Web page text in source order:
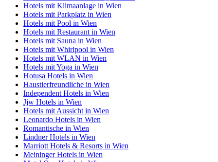
Hotels mit Klimaanlage in Wien
Hotels mit Parkplatz in Wien
Hotels mit Pool in Wien
Hotels mit Restaurant in Wien
Hotels mit Sauna in Wien
Hotels mit Whirlpool in Wien
Hotels mit WLAN in Wien
Hotels mit Yoga in Wien
Hotusa Hotels in Wien
Haustierfreundliche in Wien
Independent Hotels in Wien
Jjw Hotels in Wien
Hotels mit Aussicht in Wien
Leonardo Hotels in Wien
Romantische in Wien
Lindner Hotels in Wien
Marriott Hotels & Resorts in Wien
Meininger Hotels in Wien